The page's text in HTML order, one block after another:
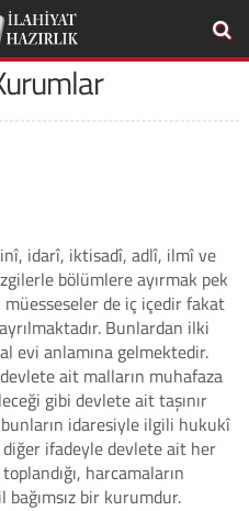
idarî, iktisadî, adlî, ilmî ve
bölümlere ayırmak pek
de iç içedir fakat
Bunlardan ilki
evi anlamına gelmektedir.
ait malların muhafaza
gibi devlete ait taşınır
idaresiyle ilgili hukukî
ifadeyle devlete ait her
harcamaların
bağımsız bir kurumdur.